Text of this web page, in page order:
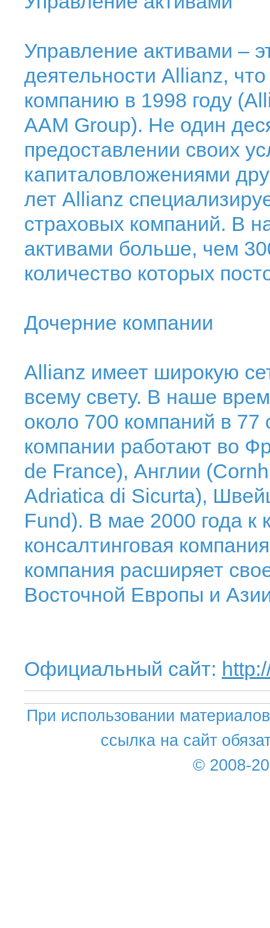
Управление активами –
деятельности Allianz,
компанию в 1998 году
AAM Group). Не один
предоставлении своих
капиталовложениями
лет Allianz
страховых компаний. В
активами больше, чем
количество которых
Дочерние компании
Allianz имеет широкую
всему свету. В наше
около 700 компаний в
компании работают во
de France), Англии
Adriatica di Sicurta),
Fund). В мае 2000 года к
консалтинговая
компания расширяет
Восточной Европы и
Официальный сайт:
При использовании
ссылка на сайт
© 2008-